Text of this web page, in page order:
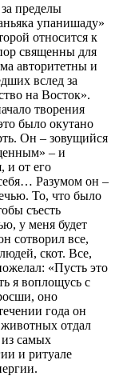
пределы
упанишаду»
относится к
священны для
авторитетны и
вслед за
на Восток».
творения
было окутано
Он – зовущийся
– и
и от его
Разумом он –
То, что было
съесть
у меня будет
сотворил все,
скот. Все,
«Пусть это
я воплощусь с
оно
года он
животных отдал
самых
и ритуале